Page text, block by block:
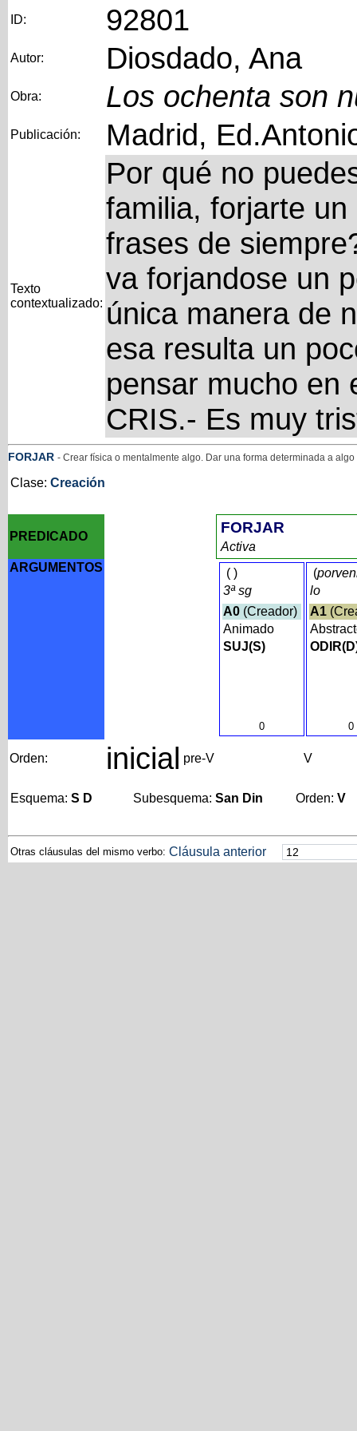
ID: 92801
Autor: Diosdado, Ana
Obra: Los ochenta son
Publicación: Madrid,
Texto
contextualizado:
Por qué no
familia, forjarte
frases de
va forjandose un
única manera de
esa resulta un
pensar mucho en
CRIS.- Es muy
FORJAR - Crear física o mentalmente algo. Dar una forma determinada a algo
Clase: Creación
PREDICADO
FORJAR
Activa
ARGUMENTOS
()
3ª sg
A0(Creador)
Animado
SUJ(S)
0
(
lo
A1
0
Orden: inicial pre-V V
Esquema: S D Subesquema: San Din Orden: V
Otras cláusulas del mismo verbo: Cláusula anterior